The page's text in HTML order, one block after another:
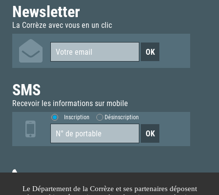
Newsletter
La Corrèze avec vous en un clic
SMS
Recevoir les informations sur mobile
Inscription Désinscription
Le Département de la Corrèze et ses partenaires déposent